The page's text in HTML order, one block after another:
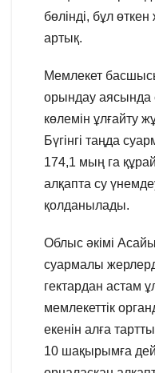
бөлінді, бұл
артық.
Мемлекет
орындау аясында
көлемін ұлғайту
Бүгінгі таңда
174,1 мың га
алқапта су
қолданылады.
Облыс әкімі
суармалы
гектардан астам
мемлекеттік
екенін алға
10 шақырымға